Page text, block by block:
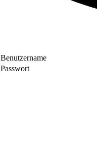
Benutzername
Passwort